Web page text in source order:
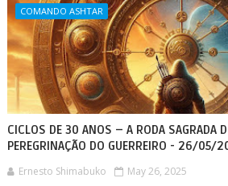
COMANDO ASHTAR
CICLOS DE 30 ANOS – A RODA SAGRADA
PEREGRINAÇÃO DO GUERREIRO - 26/05/
Ernesto Shimabuko May 26, 2025